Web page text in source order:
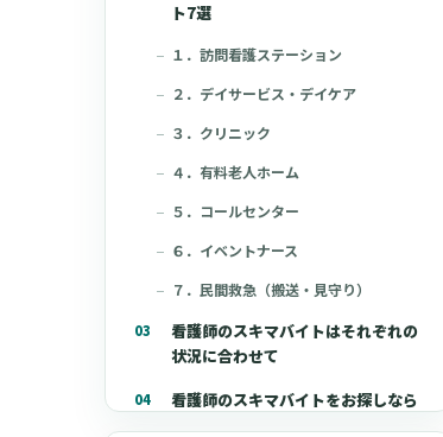
ト7選
１．訪問看護ステーション
２．デイサービス・デイケア
３．クリニック
４．有料老人ホーム
５．コールセンター
６．イベントナース
７．民間救急（搬送・見守り）
看護師のスキマバイトはそれぞれの
状況に合わせて
看護師のスキマバイトをお探しなら